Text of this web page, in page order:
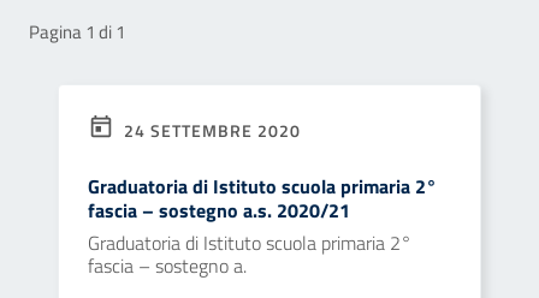
Pagina 1 di 1
24 SETTEMBRE 2020
Graduatoria di Istituto scuola primaria 2°
fascia – sostegno a.s. 2020/21
Graduatoria di Istituto scuola primaria 2°
fascia – sostegno a.